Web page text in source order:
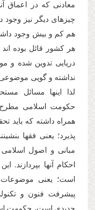
معادنى كه در
چیزهاى دیگر نیز وجود
هم كم و بیش وجود
هر كشور قائل بوده
دریایى تدوین شده و
نداشته و گویى
لذا اینها مسائل
حكومت اسلامى
همراه داشته كه باید
پذیرد؛ یعنى فقها
مبانى و اصول اسلامى
احكام آنها بپردازند.
است؛ یعنى
پیشرفت فنون و
جدیدى است، حكومت